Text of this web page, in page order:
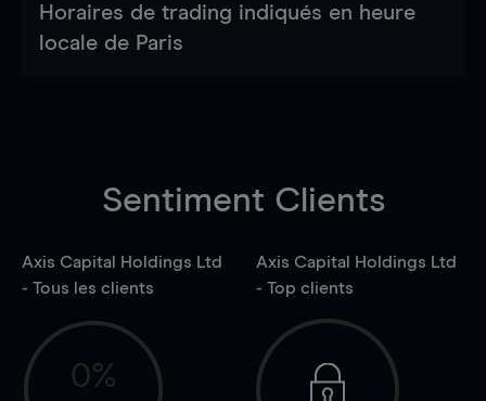
Horaires de trading indiqués en heure
locale de Paris
Sentiment Clients
Axis Capital Holdings Ltd
- Tous les clients
0%
Axis Capital Holdings Ltd
- Top clients